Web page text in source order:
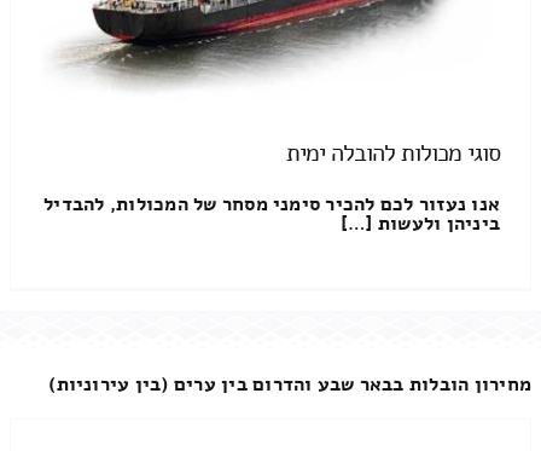
סוגי מכולות להובלה ימית
אנו נעזור לכם להכיר סימני מסחר של המכולות, להבדיל
ביניהן ולעשות […]
מחירון הובלות בבאר שבע והדרום בין ערים (בין עירוניות)